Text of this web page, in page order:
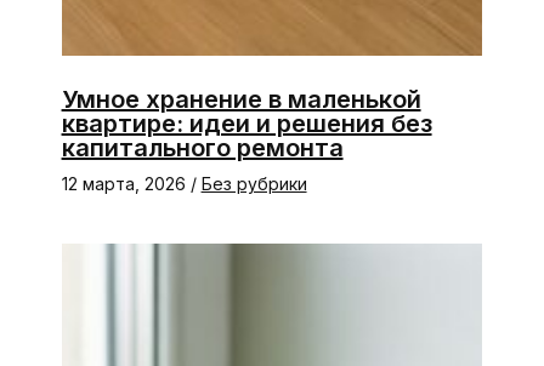
Умное хранение в маленькой
квартире: идеи и решения без
капитального ремонта
12 марта, 2026 / Без рубрики